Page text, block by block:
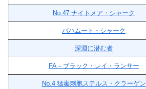
No.47 ナイトメア・シャーク
バハムート・シャーク
深淵に潜む者
FA－ブラック・レイ・ランサー
No.4 猛毒刺胞ステルス・クラーゲン